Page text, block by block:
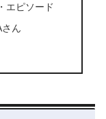
エピソード
さん